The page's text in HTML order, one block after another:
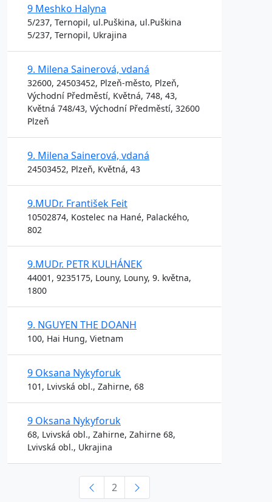
9 Meshko Halyna
5/237, Ternopil, ul.Puškina, ul.Puškina
5/237, Ternopil, Ukrajina
9. Milena Sainerová, vdaná
32600, 24503452, Plzeň-město, Plzeň,
Východní Předměstí, Květná, 748, 43,
Květná 748/43, Východní Předměstí, 32600
Plzeň
9. Milena Sainerová, vdaná
24503452, Plzeň, Květná, 43
9.MUDr. František Feit
10502874, Kostelec na Hané, Palackého,
802
9.MUDr. PETR KULHÁNEK
44001, 9235175, Louny, Louny, 9. května,
1800
9. NGUYEN THE DOANH
100, Hai Hung, Vietnam
9 Oksana Nykyforuk
101, Lvivská obl., Zahirne, 68
9 Oksana Nykyforuk
68, Lvivská obl., Zahirne, Zahirne 68,
Lvivská obl., Ukrajina
2